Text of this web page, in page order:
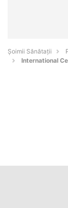
Şoimii Sănătații
International